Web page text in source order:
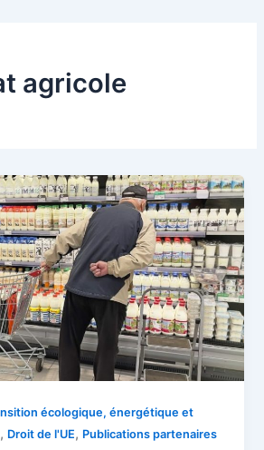
agricole
écologique, énergétique et
, Droit de l'UE, Publications partenaires